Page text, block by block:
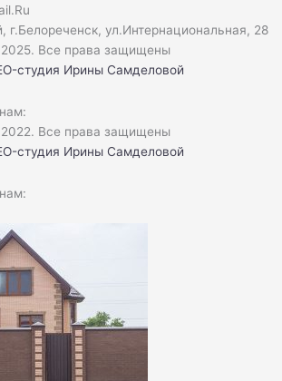
г.Белореченск, ул.Интернациональная, 28​
Все права защищены
студия Ирины Самделовой
Все права защищены
студия Ирины Самделовой